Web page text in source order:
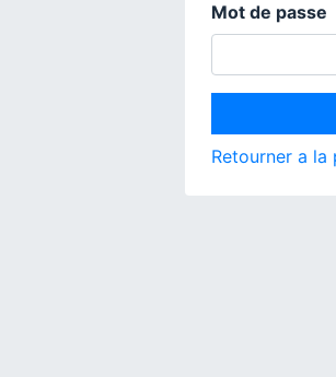
Mot de passe
Retourner a